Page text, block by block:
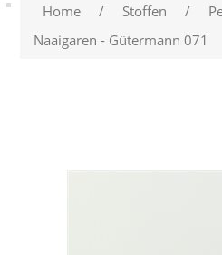
Home / Stoffen /
Naaigaren - Gütermann 071